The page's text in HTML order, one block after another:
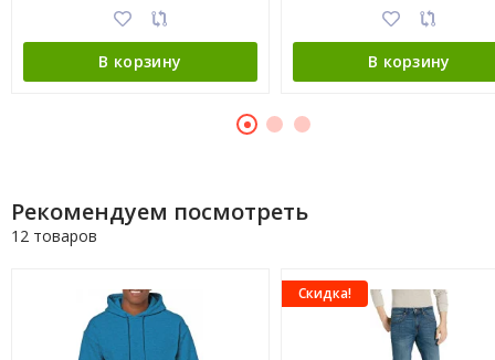
В корзину В корзину
Рекомендуем посмотреть
12 товаров
Скидка!